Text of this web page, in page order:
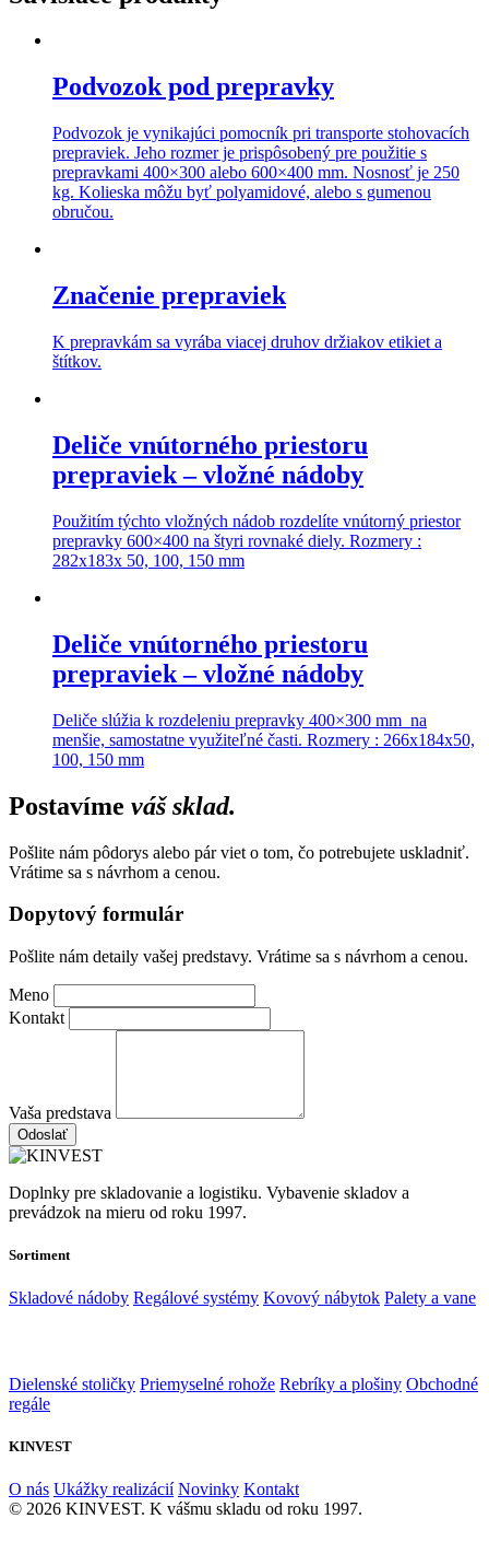
Podvozok pod prepravky
Podvozok je vynikajúci pomocník pri transporte stohovacích
prepraviek. Jeho rozmer je prispôsobený pre použitie s
prepravkami 400×300 alebo 600×400 mm. Nosnosť je 250
kg. Kolieska môžu byť polyamidové, alebo s gumenou
obručou.
Značenie prepraviek
K prepravkám sa vyrába viacej druhov držiakov etikiet a
štítkov.
Deliče vnútorného priestoru
prepraviek – vložné nádoby
Použitím týchto vložných nádob rozdelíte vnútorný priestor
prepravky 600×400 na štyri rovnaké diely. Rozmery :
282x183x 50, 100, 150 mm
Deliče vnútorného priestoru
prepraviek – vložné nádoby
Deliče slúžia k rozdeleniu prepravky 400×300 mm na
menšie, samostatne využiteľné časti. Rozmery : 266x184x50,
100, 150 mm
Postavíme váš sklad.
Pošlite nám pôdorys alebo pár viet o tom, čo potrebujete uskladniť.
Vrátime sa s návrhom a cenou.
Dopytový formulár
Pošlite nám detaily vašej predstavy. Vrátime sa s návrhom a cenou.
Meno
Kontakt
Vaša predstava
Odoslať
Doplnky pre skladovanie a logistiku. Vybavenie skladov a
prevádzok na mieru od roku 1997.
Sortiment
Skladové nádoby Regálové systémy Kovový nábytok Palety a vane
Dielenské stoličky Priemyselné rohože Rebríky a plošiny Obchodné
regále
KINVEST
O nás Ukážky realizácií Novinky Kontakt
© 2026 KINVEST. K vášmu skladu od roku 1997.